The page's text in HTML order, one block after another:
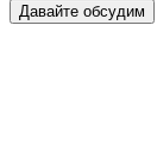
Давайте обсудим